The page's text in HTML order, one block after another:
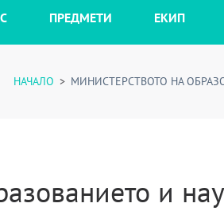
ПРЕДМЕТИ ЕКИП
НАЧАЛО > МИНИСТЕРСТВОТО НА
и